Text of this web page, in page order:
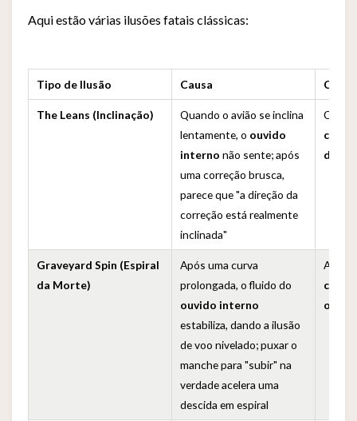
Aqui estão várias ilusões fatais clássicas:
Tipo de Ilusão Causa
The Leans (Inclinação)
Quando o avião se inclina
lentamente, o ouvido
interno não sente; após
uma correção brusca,
parece que "a direção da
correção está realmente
inclinada"
O
Graveyard Spin (Espiral
da Morte)
Após uma curva
prolongada, o fluido do
ouvido interno
estabiliza, dando a ilusão
de voo nivelado; puxar o
manche para "subir" na
verdade acelera uma
descida em espiral
A
o